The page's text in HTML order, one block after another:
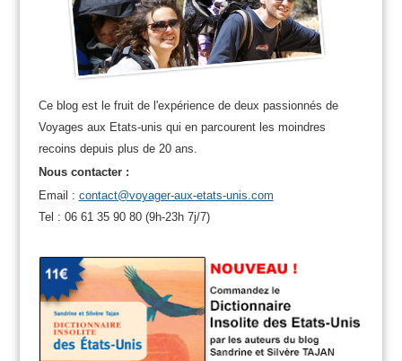
Ce blog est le fruit de l'expérience de deux passionnés de
Voyages aux Etats-unis qui en parcourent les moindres
recoins depuis plus de 20 ans.
Nous contacter :
Email : contact@voyager-aux-etats-unis.com
Tel : 06 61 35 90 80 (9h-23h 7j/7)